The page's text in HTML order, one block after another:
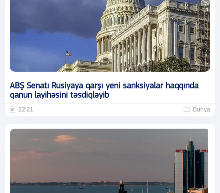
ABŞ Senatı Rusiyaya qarşı yeni sanksiyalar haqqında
qanun layihəsini təsdiqləyib
22:21 Dünya